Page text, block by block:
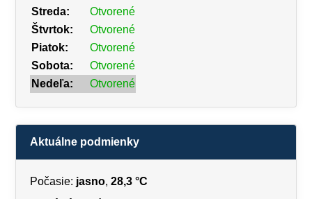
Streda:
Otvorené
Štvrtok:
Otvorené
Piatok:
Otvorené
Sobota:
Otvorené
Nedeľa:
Otvorené
Aktuálne podmienky
Počasie: jasno, 28,3 °C